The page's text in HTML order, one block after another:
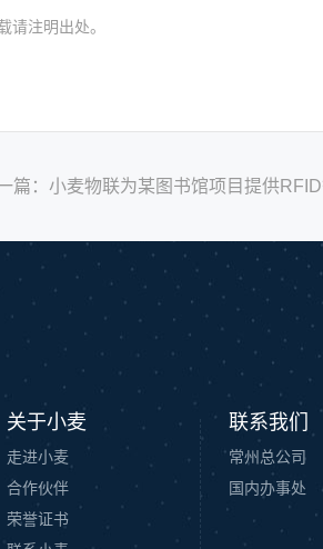
请注明出处。
篇： 小麦物联为某图书馆项目提供
关于小麦
走进小麦
合作伙伴
荣誉证书
联系我们
常州总公司
国内办事处